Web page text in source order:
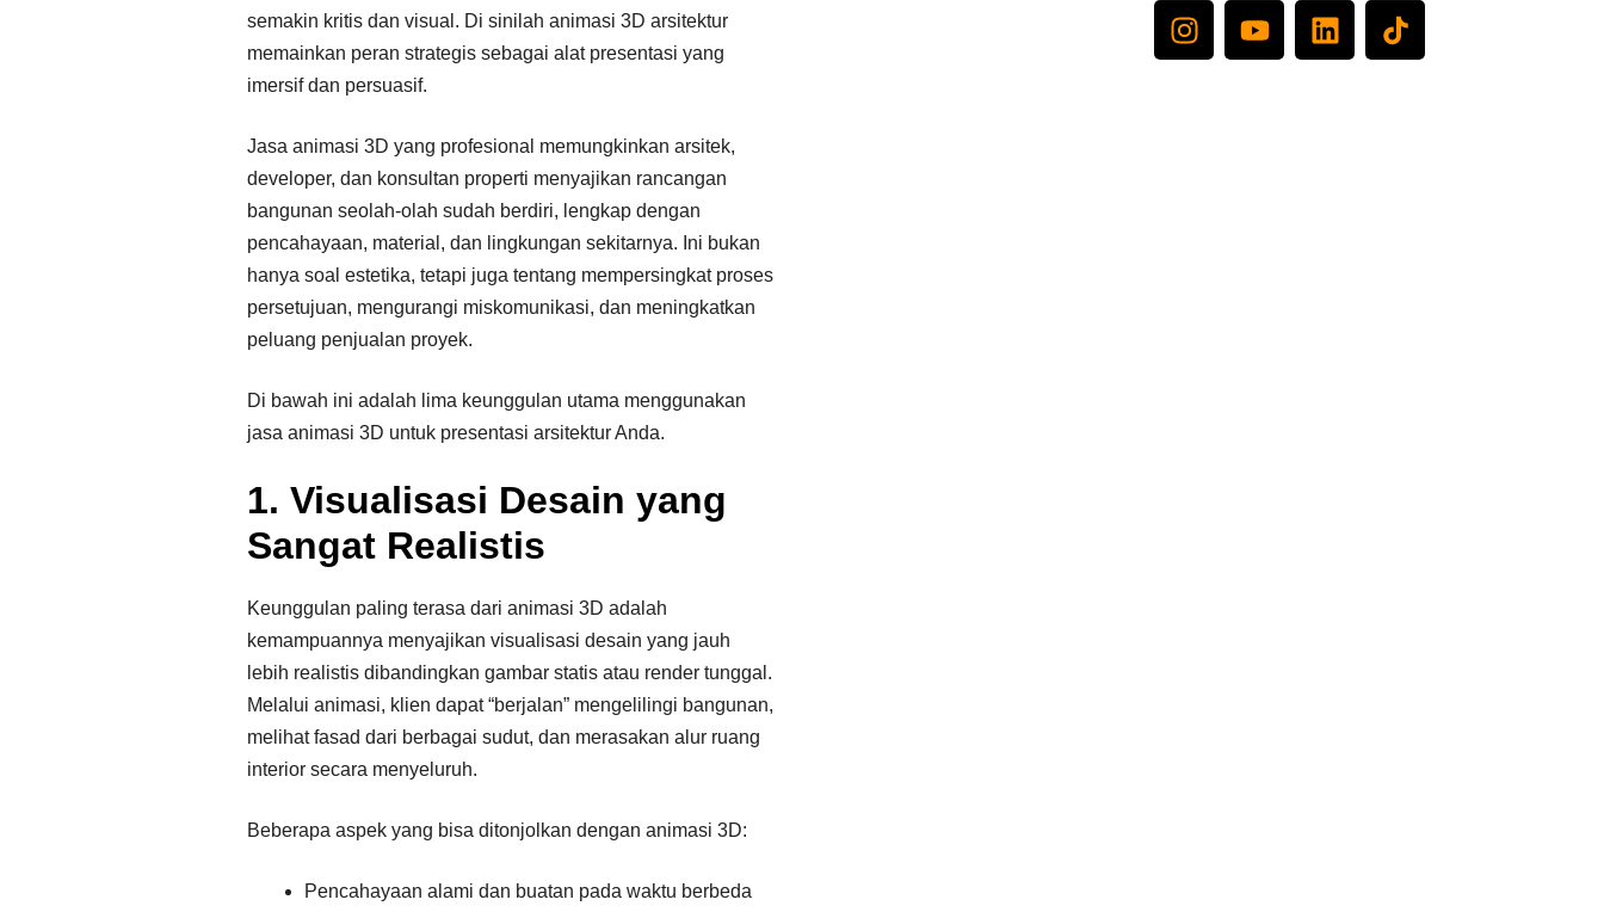
semakin kritis dan visual. Di sinilah animasi 3D arsitektur
memainkan peran strategis sebagai alat presentasi yang
imersif dan persuasif.
Jasa animasi 3D yang profesional memungkinkan arsitek,
developer, dan konsultan properti menyajikan rancangan
bangunan seolah-olah sudah berdiri, lengkap dengan
pencahayaan, material, dan lingkungan sekitarnya. Ini bukan
hanya soal estetika, tetapi juga tentang mempersingkat proses
persetujuan, mengurangi miskomunikasi, dan meningkatkan
peluang penjualan proyek.
Di bawah ini adalah lima keunggulan utama menggunakan
jasa animasi 3D untuk presentasi arsitektur Anda.
1. Visualisasi Desain yang
Sangat Realistis
Keunggulan paling terasa dari animasi 3D adalah
kemampuannya menyajikan visualisasi desain yang jauh
lebih realistis dibandingkan gambar statis atau render tunggal.
Melalui animasi, klien dapat “berjalan” mengelilingi bangunan,
melihat fasad dari berbagai sudut, dan merasakan alur ruang
interior secara menyeluruh.
Beberapa aspek yang bisa ditonjolkan dengan animasi 3D:
Pencahayaan alami dan buatan pada waktu berbeda